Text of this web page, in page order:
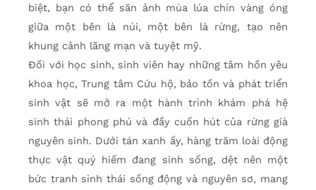
biệt, bạn có thể săn ảnh mùa lúa chín vàng óng
giữa một bên là núi, một bên là rừng, tạo nên
khung cảnh lãng mạn và tuyệt mỹ.
Đối với học sinh, sinh viên hay những tâm hồn yêu
khoa học, Trung tâm Cứu hộ, bảo tồn và phát triển
sinh vật sẽ mở ra một hành trình khám phá hệ
sinh thái phong phú và đầy cuốn hút của rừng già
nguyên sinh. Dưới tán xanh ấy, hàng trăm loài động
thực vật quý hiếm đang sinh sống, dệt nên một
bức tranh sinh thái sống động và nguyên sơ, mang